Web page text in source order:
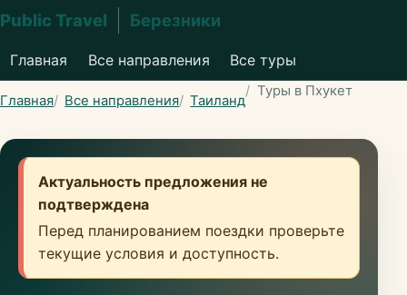
Public Travel Березники
Главная Все направления Все туры
Главная Все направления Таиланд
Туры в Пхукет
Актуальность предложения не
подтверждена
Перед планированием поездки проверьте
текущие условия и доступность.